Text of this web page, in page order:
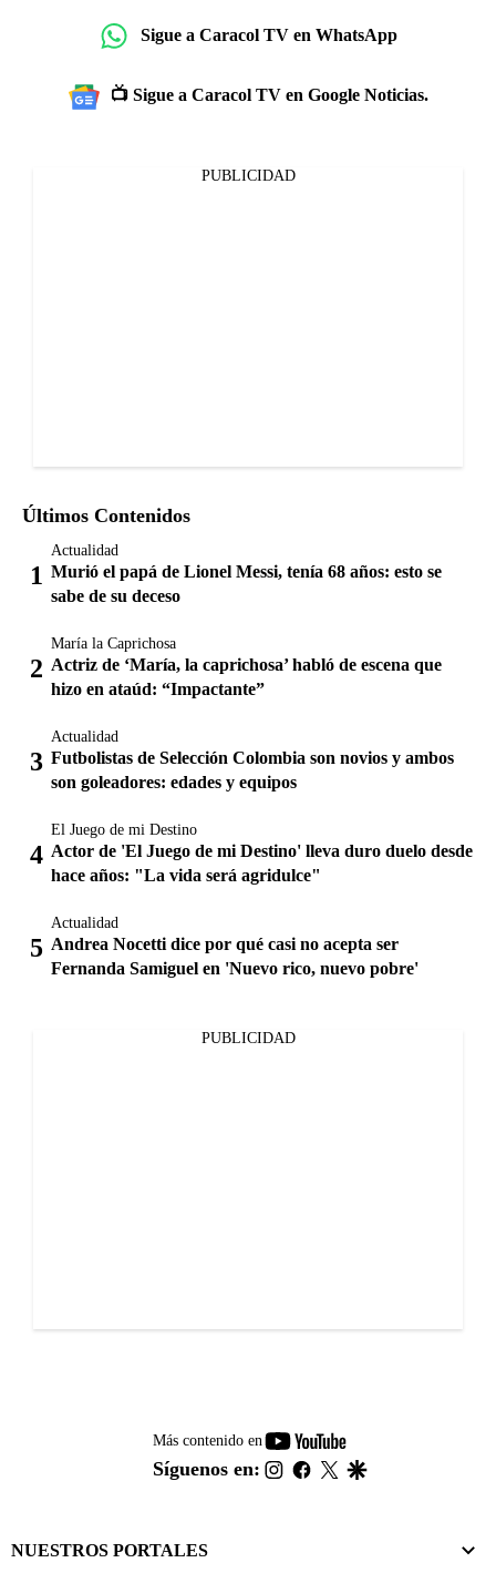
Sigue a Caracol TV en WhatsApp
📺 Sigue a Caracol TV en Google Noticias.
PUBLICIDAD
Últimos Contenidos
Actualidad
Murió el papá de Lionel Messi, tenía 68 años: esto se
sabe de su deceso
María la Caprichosa
Actriz de ‘María, la caprichosa’ habló de escena que
hizo en ataúd: “Impactante”
Actualidad
Futbolistas de Selección Colombia son novios y ambos
son goleadores: edades y equipos
El Juego de mi Destino
Actor de 'El Juego de mi Destino' lleva duro duelo desde
hace años: "La vida será agridulce"
Actualidad
Andrea Nocetti dice por qué casi no acepta ser
Fernanda Samiguel en 'Nuevo rico, nuevo pobre'
PUBLICIDAD
Más contenido en
youtube-
footer
Síguenos en: instagram
facebook
twitter
NUESTROS PORTALES